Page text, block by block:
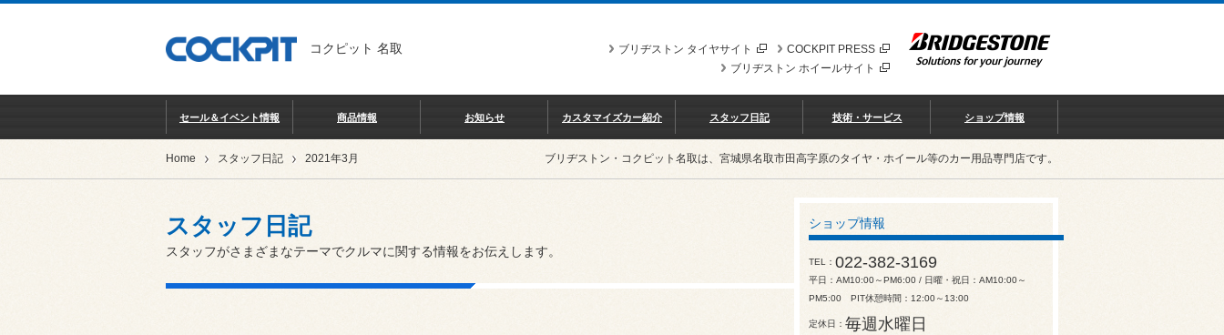
コクピット 名取 COCKPIT PRESS
ブリヂストン タイヤサイト
ブリヂストン ホイールサイト
セール＆イベント情報 商品情報 お知らせ カスタマイズカー紹介 スタッフ日記 技術・サービス ショップ情報
Home スタッフ日記 2021年3月 ブリヂストン・コクピット名取は、宮城県名取市田高字原のタイヤ・ホイール等のカー用品専門店です。
スタッフ日記
スタッフがさまざまなテーマでクルマに関する情報をお伝えします。
ショップ情報
TEL 022-382-3169
平日：AM10:00～PM6:00 / 日曜・祝日：AM10:00～
PM5:00 PIT休憩時間：12:00～13:00
定休日 毎週水曜日